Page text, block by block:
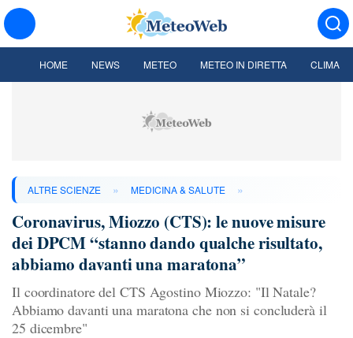
HOME NEWS METEO METEO IN DIRETTA CLIMA
ALTRE SCIENZE » MEDICINA & SALUTE »
Coronavirus, Miozzo (CTS): le nuove misure
dei DPCM “stanno dando qualche risultato,
abbiamo davanti una maratona”
Il coordinatore del CTS Agostino Miozzo: "Il Natale?
Abbiamo davanti una maratona che non si concluderà il
25 dicembre"